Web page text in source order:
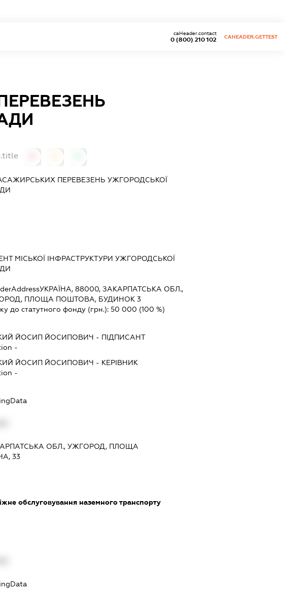
0 (800) 210 102
caHeader.contact
CAHEADER.GETTEST
ПЕРЕВЕЗЕНЬ УЖГОРОДСЬКОЇ
МІСЬКОЇ ІНФРАСТРУКТУРИ УЖГОРОДСЬКОЇ
УКРАЇНА, 88000, ЗАКАРПАТСЬКА ОБЛ.,
ПЛОЩА ПОШТОВА, БУДИНОК 3
до статутного фонду (грн.):50 000 (100 %)
ЙОСИП ЙОСИПОВИЧ - ПІДПИСАНТ
-
ЙОСИП ЙОСИПОВИЧ - КЕРІВНИК
-
ОБЛ., УЖГОРОД, ПЛОЩА
33
обслуговування наземного транспорту